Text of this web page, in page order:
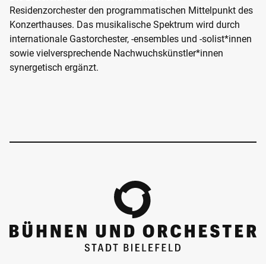
Residenzorchester den programmatischen Mittelpunkt des
Konzerthauses. Das musikalische Spektrum wird durch
internationale Gastorchester, -ensembles und -solist*innen
sowie vielversprechende Nachwuchskünstler*innen
synergetisch ergänzt.